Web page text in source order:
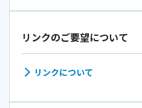
リンクのご要望について
リンクについて